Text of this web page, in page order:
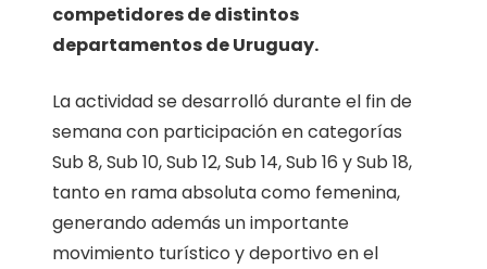
competidores de distintos
departamentos de Uruguay.
La actividad se desarrolló durante el fin de
semana con participación en categorías
Sub 8, Sub 10, Sub 12, Sub 14, Sub 16 y Sub 18,
tanto en rama absoluta como femenina,
generando además un importante
movimiento turístico y deportivo en el